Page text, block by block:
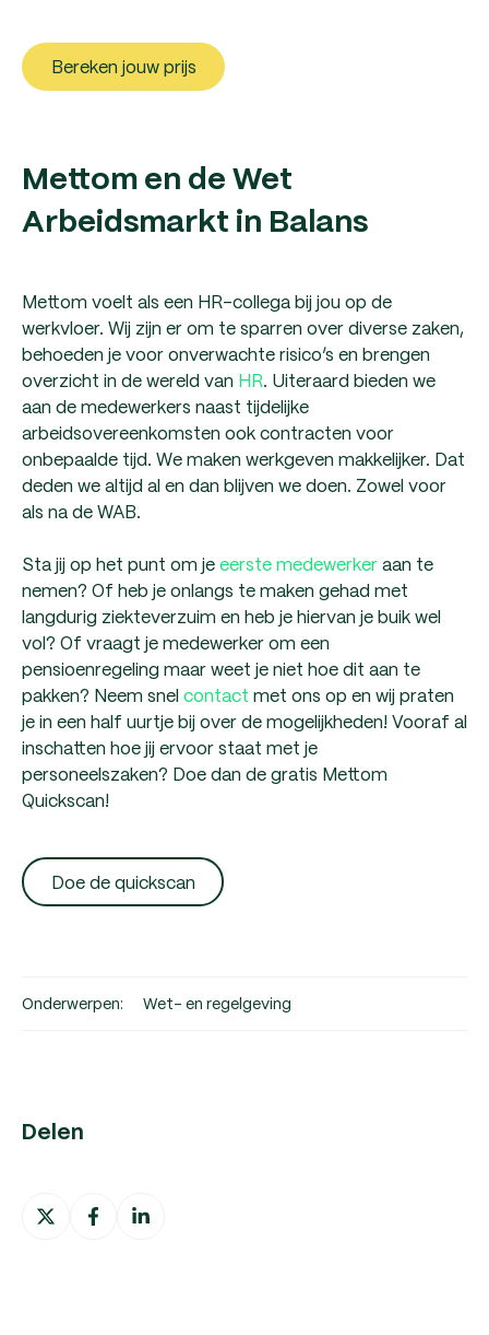
Bereken jouw prijs
Mettom en de Wet
Arbeidsmarkt in Balans
Mettom voelt als een HR-collega bij jou op de
werkvloer. Wij zijn er om te sparren over diverse zaken,
behoeden je voor onverwachte risico’s en brengen
overzicht in de wereld van HR. Uiteraard bieden we
aan de medewerkers naast tijdelijke
arbeidsovereenkomsten ook contracten voor
onbepaalde tijd. We maken werkgeven makkelijker. Dat
deden we altijd al en dan blijven we doen. Zowel voor
als na de WAB.
Sta jij op het punt om jeeerste medewerkeraan te
nemen? Of heb je onlangs te maken gehad met
langdurig ziekteverzuim en heb je hiervan je buik wel
vol? Of vraagt je medewerker om een
pensioenregeling maar weet je niet hoe dit aan te
pakken? Neem snelcontact met ons op en wij praten
je in een half uurtje bij over de mogelijkheden! Vooraf al
inschatten hoe jij ervoor staat met je
personeelszaken? Doe dan de gratis Mettom
Quickscan!
Doe de quickscan
Onderwerpen: Wet- en regelgeving
Delen
Deel
op
Deel
op
Deel
op